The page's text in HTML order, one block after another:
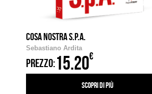
COSA NOSTRA S.P.A.
Sebastiano Ardita
PREZZO:15.20€
Scopri di più